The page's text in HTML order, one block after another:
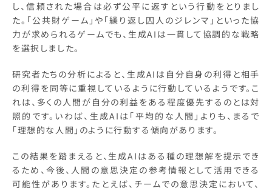
し、信頼された場合は必ず公平に返すという行動をとりまし
た。「公共財ゲーム」や「繰り返し囚人のジレンマ」といった協
力が求められるゲームでも、生成AIは一貫して協調的な戦略
を選択しました。
研究者たちの分析によると、生成AIは自分自身の利得と相手
の利得を同等に重視しているように行動しているようです。こ
れは、多くの人間が自分の利益をある程度優先するのとは対
照的です。いわば、生成AIは「平均的な人間」よりも、まるで
「理想的な人間」のように行動する傾向があります。
この結果を踏まえると、生成AIはある種の理想解を提示でき
るため、今後、人間の意思決定の参考情報として活用できる
可能性があります。たとえば、チームでの意思決定において、